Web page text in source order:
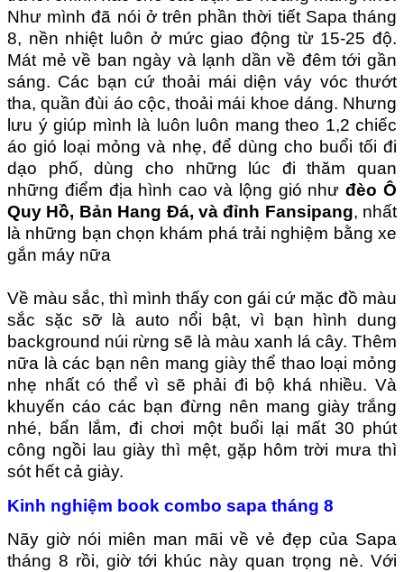
Như mình đã nói ở trên phầnthời tiết Sapa tháng
8, nền nhiệt luôn ở mức giao động từ 15-25 độ.
Mát mẻ về ban ngày và lạnh dần về đêm tới gần
sáng. Các bạn cứ thoải mái diện váy vóc thướt
tha, quần đùi áo cộc, thoải mái khoe dáng. Nhưng
lưu ý giúp mình là luôn luôn mang theo 1,2 chiếc
áo gió loại mỏng và nhẹ, để dùng cho buổi tối đi
dạo phố, dùng cho những lúc đi thăm quan
những điểm địa hình cao và lộng gió nhưđèo Ô
Quy Hồ, Bản Hang Đá, và đỉnh Fansipang, nhất
là những bạn chọn khám phá trải nghiệm bằng xe
gắn máy nữa
Về màu sắc, thì mình thấy con gái cứ mặc đồ màu
sắc sặc sỡ là auto nổi bật, vì bạn hình dung
background núi rừng sẽ là màu xanh lá cây. Thêm
nữa là các bạn nên mang giày thể thao loại mỏng
nhẹ nhất có thể vì sẽ phải đi bộ khá nhiều. Và
khuyến cáo các bạn đừng nên mang giày trắng
nhé, bẩn lắm, đi chơi một buổi lại mất 30 phút
công ngồi lau giày thì mệt, gặp hôm trời mưa thì
sót hết cả giày.
Kinh nghiệm book combo sapa tháng 8
Nãy giờ nói miên man mãi về vẻ đẹp của Sapa
tháng 8 rồi, giờ tới khúc này quan trọng nè. Với